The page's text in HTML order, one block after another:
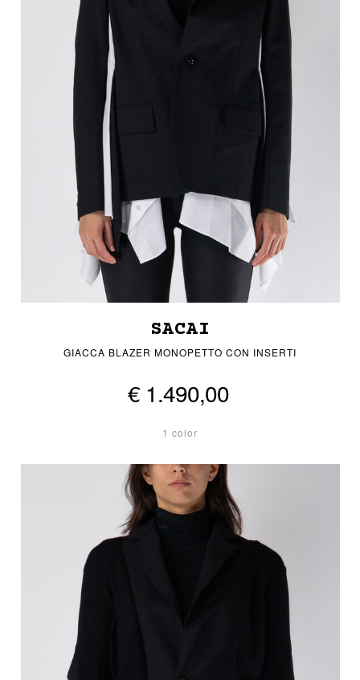
SACAI
GIACCA BLAZER MONOPETTO CON INSERTI
€ 1.490,00
1 color